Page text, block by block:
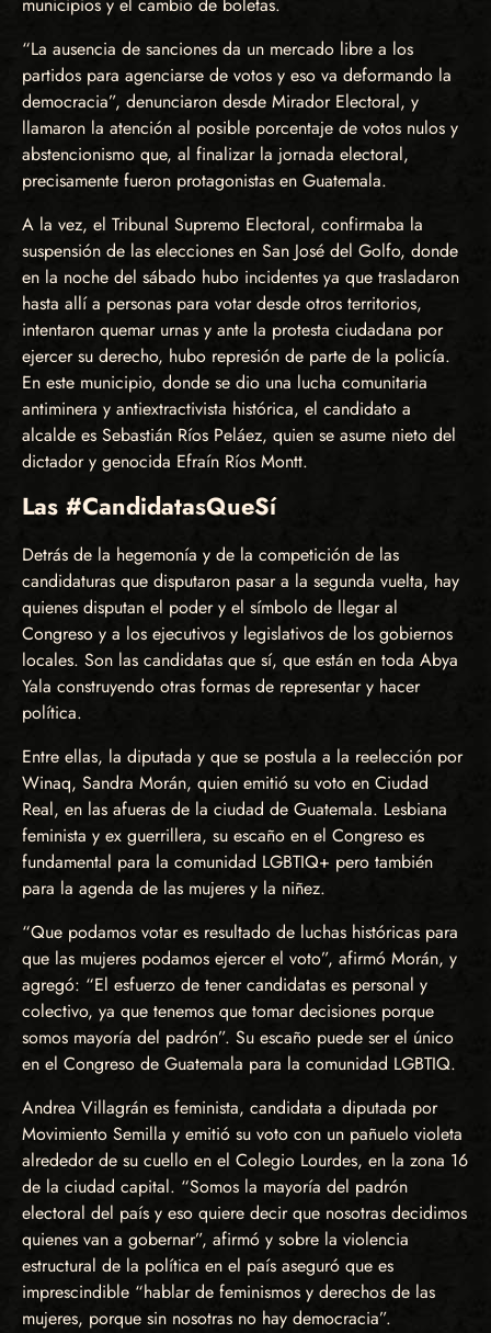
municipios y el cambio de boletas.
“La ausencia de sanciones da un mercado libre a los
partidos para agenciarse de votos y eso va deformando la
democracia”, denunciaron desde Mirador Electoral, y
llamaron la atención al posible porcentaje de votos nulos y
abstencionismo que, al finalizar la jornada electoral,
precisamente fueron protagonistas en Guatemala.
A la vez, el Tribunal Supremo Electoral, confirmaba la
suspensión de las elecciones en San José del Golfo, donde
en la noche del sábado hubo incidentes ya que trasladaron
hasta allí a personas para votar desde otros territorios,
intentaron quemar urnas y ante la protesta ciudadana por
ejercer su derecho, hubo represión de parte de la policía.
En este municipio, donde se dio una lucha comunitaria
antiminera y antiextractivista histórica, el candidato a
alcalde es Sebastián Ríos Peláez, quien se asume nieto del
dictador y genocida Efraín Ríos Montt.
Las #CandidatasQueSí
Detrás de la hegemonía y de la competición de las
candidaturas que disputaron pasar a la segunda vuelta, hay
quienes disputan el poder y el símbolo de llegar al
Congreso y a los ejecutivos y legislativos de los gobiernos
locales. Son las candidatas que sí, que están en toda Abya
Yala construyendo otras formas de representar y hacer
política.
Entre ellas, la diputada y que se postula a la reelección por
Winaq, Sandra Morán, quien emitió su voto en Ciudad
Real, en las afueras de la ciudad de Guatemala. Lesbiana
feminista y ex guerrillera, su escaño en el Congreso es
fundamental para la comunidad LGBTIQ+ pero también
para la agenda de las mujeres y la niñez.
“Que podamos votar es resultado de luchas históricas para
que las mujeres podamos ejercer el voto”, afirmó Morán, y
agregó: “El esfuerzo de tener candidatas es personal y
colectivo, ya que tenemos que tomar decisiones porque
somos mayoría del padrón”. Su escaño puede ser el único
en el Congreso de Guatemala para la comunidad LGBTIQ.
Andrea Villagrán es feminista, candidata a diputada por
Movimiento Semilla y emitió su voto con un pañuelo violeta
alrededor de su cuello en el Colegio Lourdes, en la zona 16
de la ciudad capital. “Somos la mayoría del padrón
electoral del país y eso quiere decir que nosotras decidimos
quienes van a gobernar”, afirmó y sobre la violencia
estructural de la política en el país aseguró que es
imprescindible “hablar de feminismos y derechos de las
mujeres, porque sin nosotras no hay democracia”.